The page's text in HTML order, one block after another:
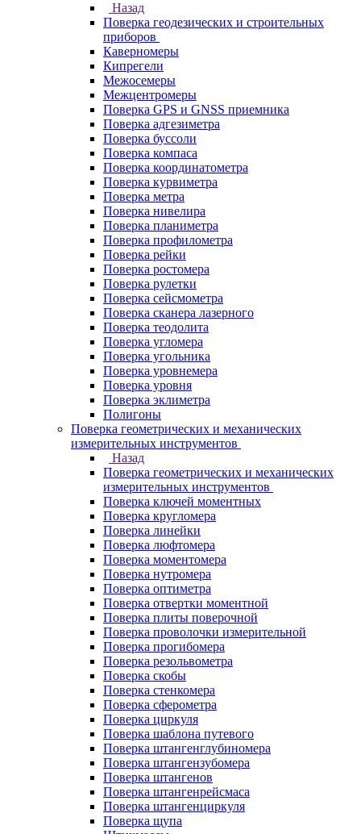
Назад
Поверка геодезических и строительных
приборов
Каверномеры
Кипрегели
Межосемеры
Межцентромеры
Поверка GPS и GNSS приемника
Поверка адгезиметра
Поверка буссоли
Поверка компаса
Поверка координатометра
Поверка курвиметра
Поверка метра
Поверка нивелира
Поверка планиметра
Поверка профилометра
Поверка рейки
Поверка ростомера
Поверка рулетки
Поверка сейсмометра
Поверка сканера лазерного
Поверка теодолита
Поверка угломера
Поверка угольника
Поверка уровнемера
Поверка уровня
Поверка эклиметра
Полигоны
Поверка геометрических и механических
измерительных инструментов
Назад
Поверка геометрических и механических
измерительных инструментов
Поверка ключей моментных
Поверка кругломера
Поверка линейки
Поверка люфтомера
Поверка моментомера
Поверка нутромера
Поверка оптиметра
Поверка отвертки моментной
Поверка плиты поверочной
Поверка проволочки измерительной
Поверка прогибомера
Поверка резольвометра
Поверка скобы
Поверка стенкомера
Поверка сферометра
Поверка циркуля
Поверка шаблона путевого
Поверка штангенглубиномера
Поверка штангензубомера
Поверка штангенов
Поверка штангенрейсмаса
Поверка штангенциркуля
Поверка щупа